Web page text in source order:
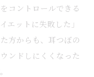
コントロールできる
エットに失敗した」
方からも、耳つぼの
ンドしにくくなった